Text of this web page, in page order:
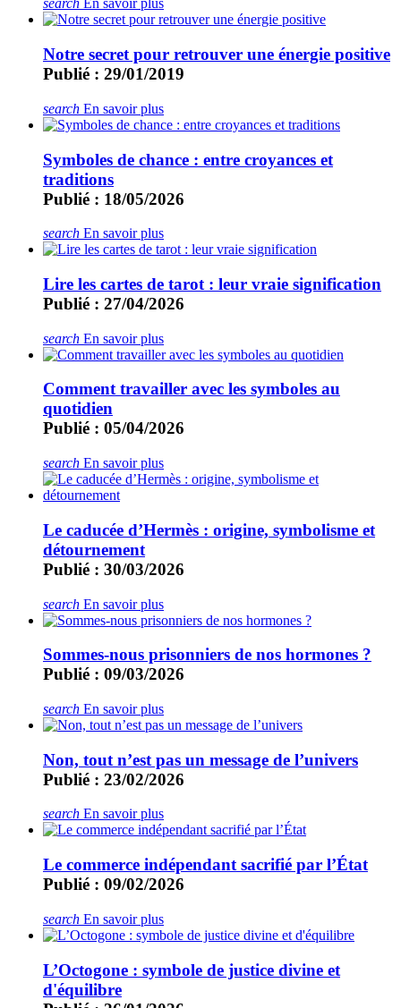
search En savoir plus
Notre secret pour retrouver une énergie positive
Publié : 29/01/2019
search En savoir plus
Symboles de chance : entre croyances et
traditions
Publié : 18/05/2026
search En savoir plus
Lire les cartes de tarot : leur vraie signification
Publié : 27/04/2026
search En savoir plus
Comment travailler avec les symboles au
quotidien
Publié : 05/04/2026
search En savoir plus
Le caducée d’Hermès : origine, symbolisme et
détournement
Publié : 30/03/2026
search En savoir plus
Sommes-nous prisonniers de nos hormones ?
Publié : 09/03/2026
search En savoir plus
Non, tout n’est pas un message de l’univers
Publié : 23/02/2026
search En savoir plus
Le commerce indépendant sacrifié par l’État
Publié : 09/02/2026
search En savoir plus
L’Octogone : symbole de justice divine et
d'équilibre